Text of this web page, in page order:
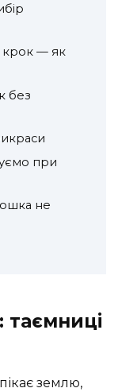
крок — як
без
при
не
таємниці
землю,